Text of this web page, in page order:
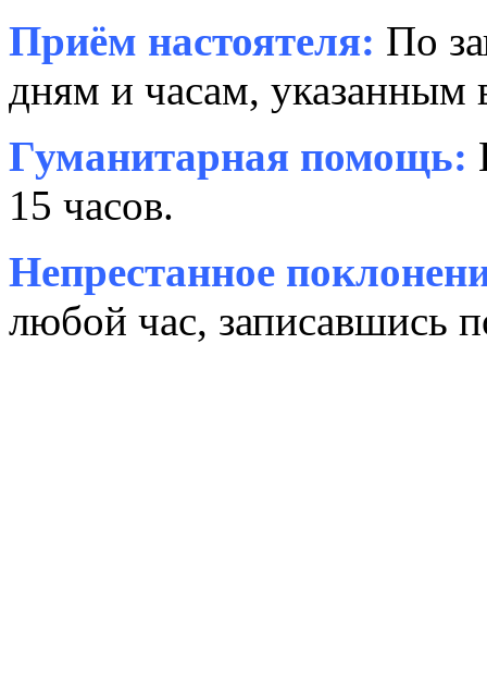
Приём настоятеля: По
дням и часам, указанным
Гуманитарная помощь:
15 часов.
Непрестанное
любой час, записавшись